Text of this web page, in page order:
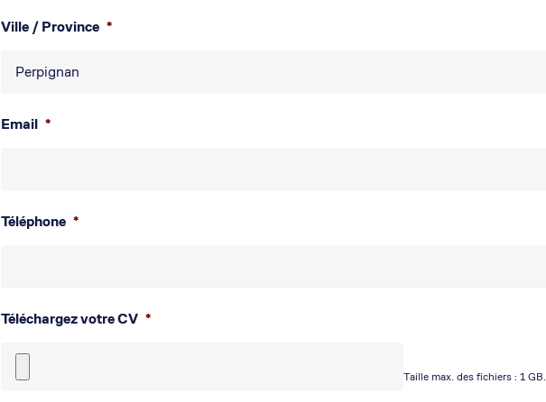
Ville / Province *
Email *
Téléphone *
Téléchargez votre CV *
Taille max. des fichiers : 1 GB.